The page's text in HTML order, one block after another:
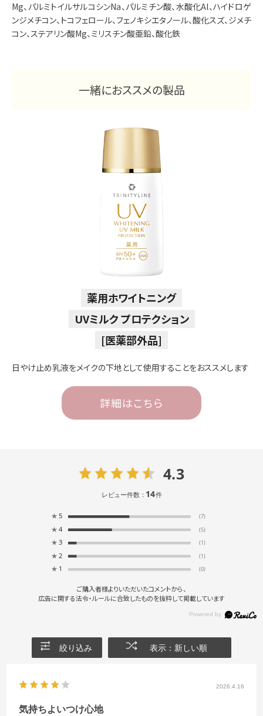
Mg、パルミトイルサルコシンNa、パルミチン酸、水酸化Al、ハイドロゲ
ンジメチコン、トコフェロール、フェノキシエタノール、酸化スズ、ジメチ
コン、ステアリン酸Mg、ミリスチン酸亜鉛、酸化鉄
一緒におススメの製品
薬用ホワイトニング
UVミルク プロテクション
[医薬部外品]
日やけ止め乳液をメイクの下地として使用することをおススメします
詳細はこちら
4.3
レビュー件数： 14件
★ 5 (7)
★ 4 (5)
★ 3 (1)
★ 2 (1)
★ 1 (0)
ご購入者様よりいただいたコメントから、
広告に関する法令・ルールに合致したものを抜粋して掲載しています
絞り込み 表示：新しい順
2026.4.16
気持ちよいつけ心地